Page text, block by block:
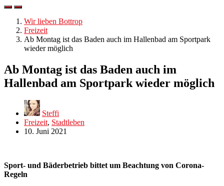
Wir lieben Bottrop
Freizeit
Ab Montag ist das Baden auch im Hallenbad am Sportpark
wieder möglich
Ab Montag ist das Baden auch im
Hallenbad am Sportpark wieder möglich
Steffi
Freizeit, Stadtleben
10. Juni 2021
Sport- und Bäderbetrieb bittet um Beachtung von Corona-
Regeln